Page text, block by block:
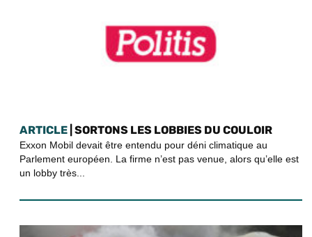
ARTICLE | SORTONS LES LOBBIES DU COULOIR
Exxon Mobil devait être entendu pour déni climatique au
Parlement européen. La firme n’est pas venue, alors qu’elle est
un lobby très...